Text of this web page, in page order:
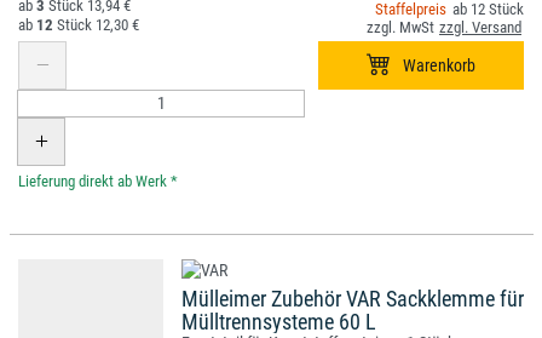
12
3
13,94 €
12
12,30 €
*
Mülleimer Zubehör VAR Sackklemme für
Mülltrennsysteme 60 L